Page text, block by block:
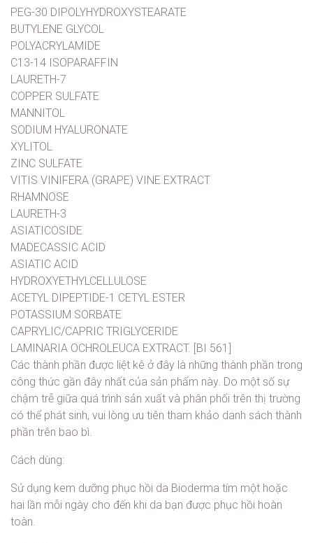
PEG-30 DIPOLYHYDROXYSTEARATE
BUTYLENE GLYCOL
POLYACRYLAMIDE
C13-14 ISOPARAFFIN
LAURETH-7
COPPER SULFATE
MANNITOL
SODIUM HYALURONATE
XYLITOL
ZINC SULFATE
VITIS VINIFERA (GRAPE) VINE EXTRACT
RHAMNOSE
LAURETH-3
ASIATICOSIDE
MADECASSIC ACID
ASIATIC ACID
HYDROXYETHYLCELLULOSE
ACETYL DIPEPTIDE-1 CETYL ESTER
POTASSIUM SORBATE
CAPRYLIC/CAPRIC TRIGLYCERIDE
LAMINARIA OCHROLEUCA EXTRACT. [BI 561]
Các thành phần được liệt kê ở đây là những thành phần trong
công thức gần đây nhất của sản phẩm này. Do một số sự
chậm trễ giữa quá trình sản xuất và phân phối trên thị trường
có thể phát sinh, vui lòng ưu tiên tham khảo danh sách thành
phần trên bao bì.
Cách dùng:
Sử dụng kem dưỡng phục hồi da Bioderma tím một hoặc
hai lần mỗi ngày cho đến khi da bạn được phục hồi hoàn
toàn.